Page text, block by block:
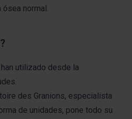
ósea normal.
utilizado desde la
des Granions, especialista
de unidades, pone todo su